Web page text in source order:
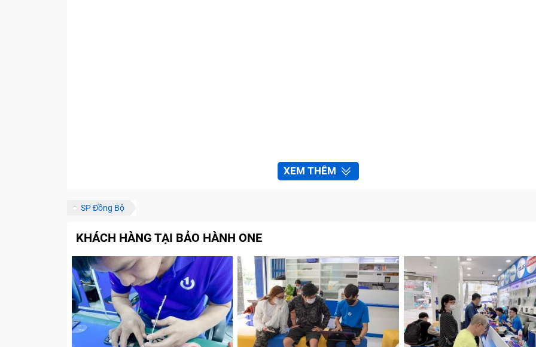
XEM THÊM
SP Đồng Bộ
KHÁCH HÀNG TẠI BẢO HÀNH ONE